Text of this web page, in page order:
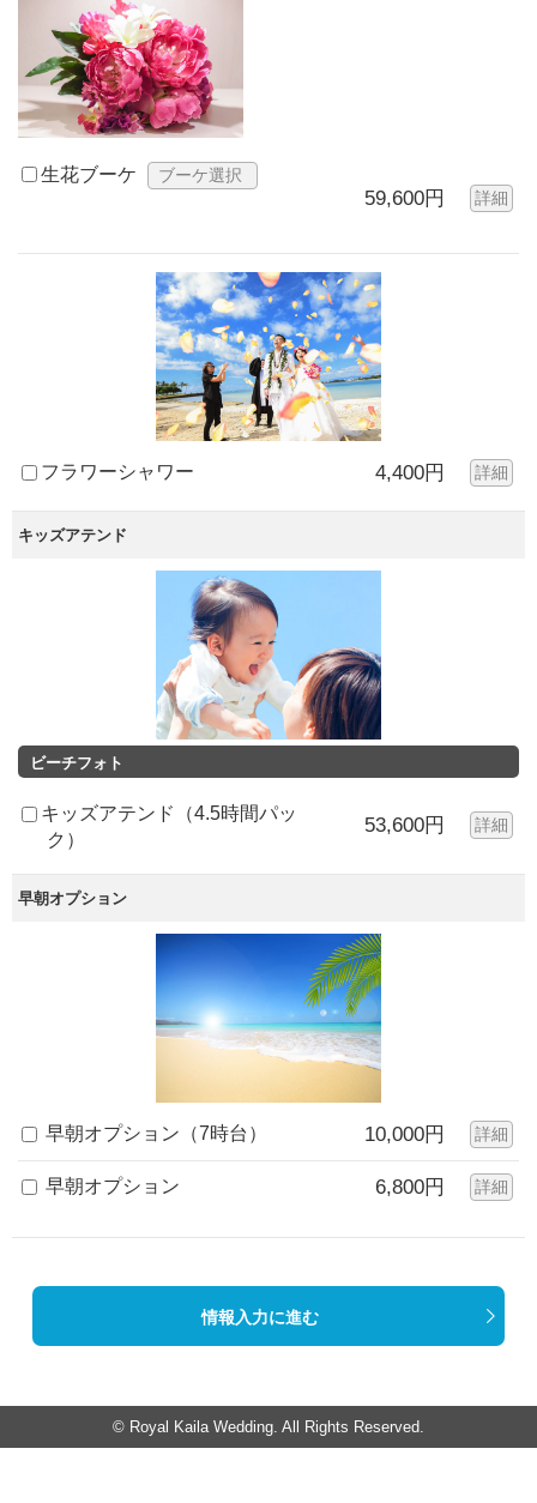
生花ブーケ ブーケ選択
59,600円 詳細
フラワーシャワー 4,400円 詳細
キッズアテンド
ビーチフォト
キッズアテンド（4.5時間パッ
ク）
53,600円 詳細
早朝オプション
早朝オプション（7時台） 10,000円 詳細
早朝オプション 6,800円 詳細
情報入力に進む
© Royal Kaila Wedding. All Rights Reserved.